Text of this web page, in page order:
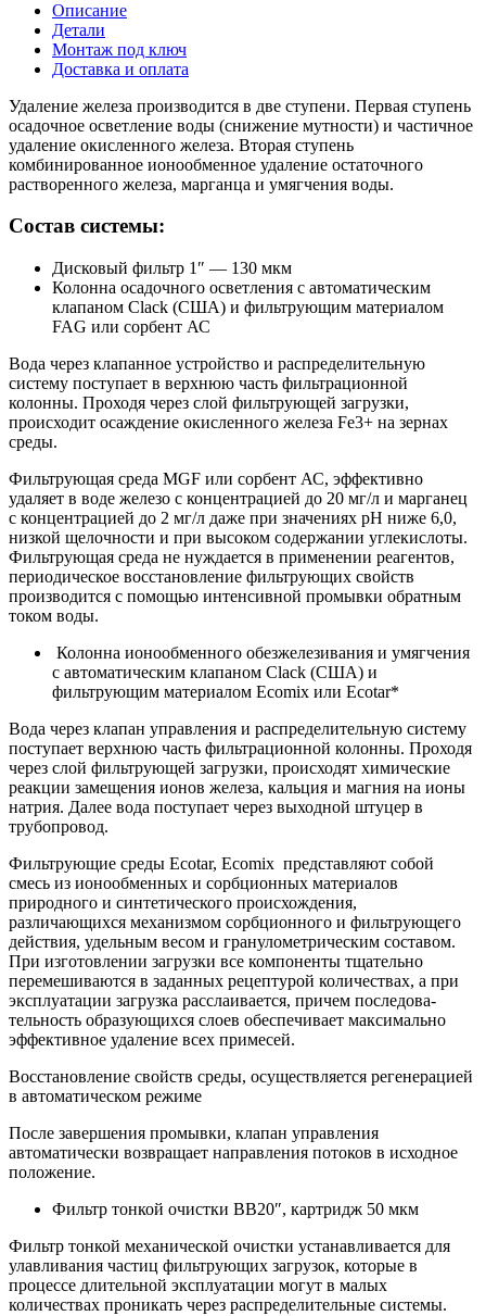
Описание
Детали
Монтаж под ключ
Доставка и оплата
Удаление железа производится в две ступени. Первая ступень
осадочное осветление воды (снижение мутности) и частичное
удаление окисленного железа. Вторая ступень
комбинированное ионообменное удаление остаточного
растворенного железа, марганца и умягчения воды.
Состав системы:
Дисковый фильтр 1″ — 130 мкм
Колонна осадочного осветления с автоматическим
клапаном Clack (США) и фильтрующим материалом
FAG или сорбент АС
Вода через клапанное устройство и распределительную
систему поступает в верхнюю часть фильтрационной
колонны. Проходя через слой фильтрующей загрузки,
происходит осаждение окисленного железа Fe3+ на зернах
среды.
Фильтрующая среда MGF или сорбент АС, эффективно
удаляет в воде железо с концентрацией до 20 мг/л и марганец
с концентрацией до 2 мг/л даже при значениях рН ниже 6,0,
низкой щелочности и при высоком содержании углекислоты.
Фильтрующая среда не нуждается в применении реагентов,
периодическое восстановление фильтрующих свойств
производится с помощью интенсивной промывки обратным
током воды.
Колонна ионообменного обезжелезивания и умягчения
с автоматическим клапаном Clack (США) и
фильтрующим материалом Ecomix или Ecotar*
Вода через клапан управления и распределительную систему
поступает верхнюю часть фильтрационной колонны. Проходя
через слой фильтрующей загрузки, происходят химические
реакции замещения ионов железа, кальция и магния на ионы
натрия. Далее вода поступает через выходной штуцер в
трубопровод.
Фильтрующие среды Ecotar, Ecomix представляют собой
смесь из ионообменных и сорбционных материалов
природного и синтетического происхождения,
различающихся механизмом сорбционного и фильтрующего
действия, удельным весом и гранулометрическим составом.
При изготовлении загрузки все компоненты тщательно
перемешиваются в за­данных рецептурой количествах, а при
эксплуатации загрузка расслаивается, причем последова­
тельность образующихся слоев обеспечивает максимально
эффективное удаление всех примесей.
Восстановление свойств среды, осуществляется регенерацией
в автоматическом режиме
После завершения промывки, клапан управления
автоматически возвращает направления потоков в исходное
положение.
Фильтр тонкой очистки ВВ20″, картридж 50 мкм
Фильтр тонкой механической очистки устанавливается для
улавливания частиц фильтрующих загрузок, которые в
процессе длительной эксплуатации могут в малых
количествах проникать через распределительные системы.